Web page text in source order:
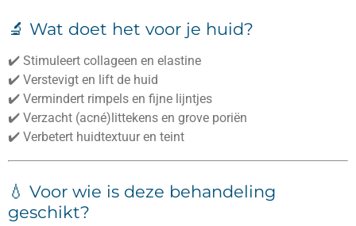
🔬 Wat doet het voor je huid?
✔️ Stimuleert collageen en elastine
✔️ Verstevigt en lift de huid
✔️ Vermindert rimpels en fijne lijntjes
✔️ Verzacht (acné)littekens en grove poriën
✔️ Verbetert huidtextuur en teint
💧 Voor wie is deze behandeling
geschikt?